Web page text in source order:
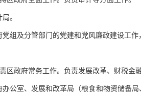
。
党组及分管部门的党建和党风廉政建设工作
区政府常务工作。负责发展改革、财税金
办公室、发展和改革局（粮食和物资储备